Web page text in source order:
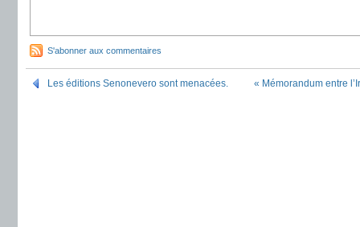
S'abonner aux commentaires
Les éditions Senonevero sont menacées. « Mémorandum entre